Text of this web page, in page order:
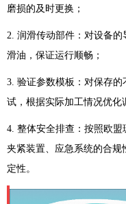
磨损的及时更换；
2. 润滑传动部件：对设备
滑油，保证运行顺畅；
3. 验证参数模板：对保存
试，根据实际加工情况优化
4. 整体安全排查：按照欧盟
夹紧装置、应急系统的合规
定性。